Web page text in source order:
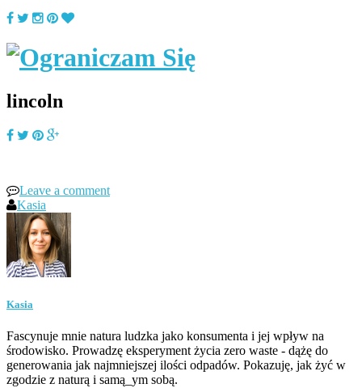
lincoln
Leave a comment
Kasia
Kasia
Fascynuje mnie natura ludzka jako konsumenta i jej wpływ na
środowisko. Prowadzę eksperyment życia zero waste - dążę do
generowania jak najmniejszej ilości odpadów. Pokazuję, jak żyć w
zgodzie z naturą i samą_ym sobą.